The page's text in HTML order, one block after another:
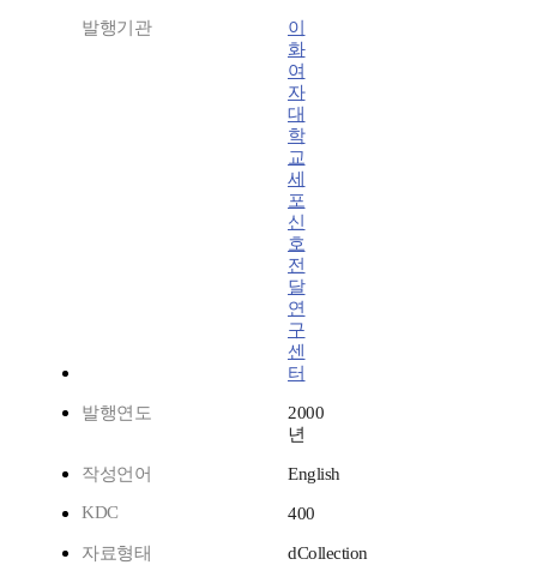
발행기관
이
화
여
자
대
학
교
세
포
신
호
전
달
연
구
센
터
발행연도
2000
년
작성언어
English
KDC
400
자료형태 dCollection